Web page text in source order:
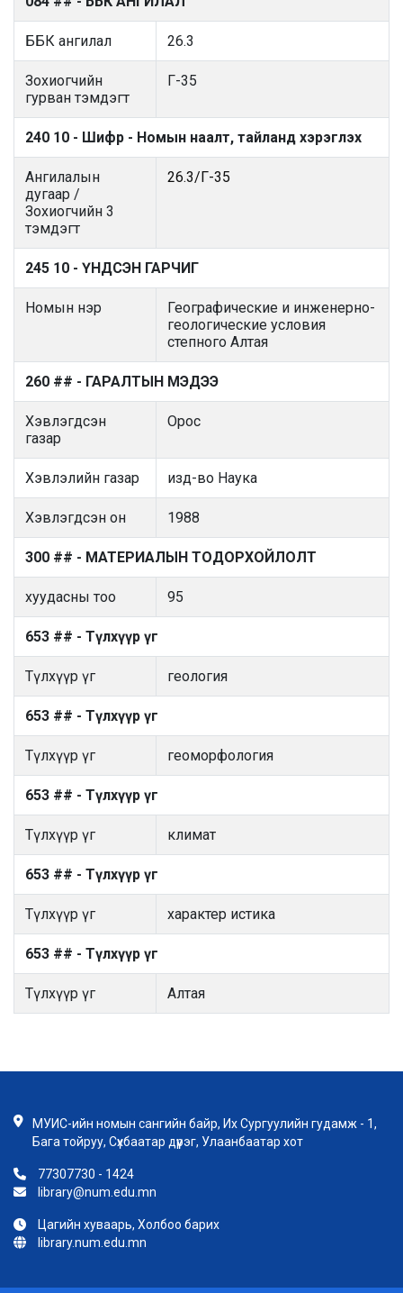
ББК ангилал 26.3
Зохиогчийн
гурван тэмдэгт
Г-35
240 10 - Шифр - Номын наалт, тайланд хэрэглэх
Ангилалын
дугаар /
Зохиогчийн 3
тэмдэгт
26.3/Г-35
245 10 - ҮНДСЭН ГАРЧИГ
Номын нэр
Географические и инженерно-
геологические условия
степного Алтая
260 ## - ГАРАЛТЫН МЭДЭЭ
Хэвлэгдсэн
газар
Орос
Хэвлэлийн газар изд-во Наука
Хэвлэгдсэн он 1988
300 ## - МАТЕРИАЛЫН ТОДОРХОЙЛОЛТ
хуудасны тоо 95
653 ## - Түлхүүр үг
Түлхүүр үг геология
653 ## - Түлхүүр үг
Түлхүүр үг геоморфология
653 ## - Түлхүүр үг
Түлхүүр үг климат
653 ## - Түлхүүр үг
Түлхүүр үг характер истика
653 ## - Түлхүүр үг
Түлхүүр үг Алтая
МУИС-ийн номын сангийн байр, Их Сургуулийн гудамж - 1,
Бага тойруу, Сүхбаатар дүүрэг, Улаанбаатар хот
77307730 - 1424
library@num.edu.mn
Цагийн хуваарь, Холбоо барих
library.num.edu.mn